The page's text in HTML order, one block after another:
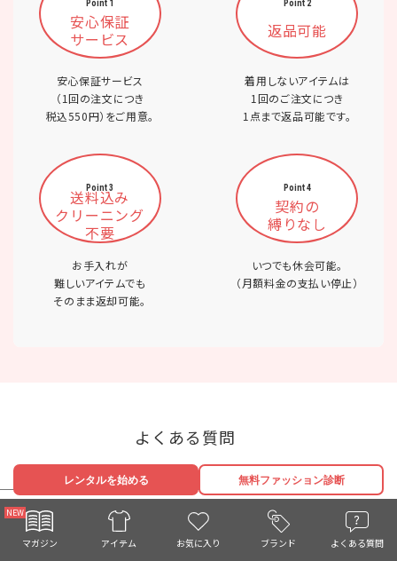
Point 1
安心保証
サービス
安心保証サービス
（1回の注文につき
税込550円）をご用意。
Point 2
返品可能
着用しないアイテムは
1回のご注文につき
1点まで返品可能です。
Point 3
送料込み
クリーニング
不要
お手入れが
難しいアイテムでも
そのまま返却可能。
Point 4
契約の
縛りなし
いつでも休会可能。
（月額料金の支払い停止）
よくある質問
Q. 借りたアイテムを返さないと他のアイテムを借りら
れませんか？
マガジン アイテム お気に入り ブランド よくある質問
レンタルを始める 無料ファッション診断